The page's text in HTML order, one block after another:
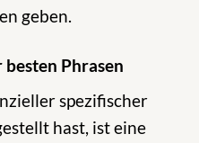
geben.
Phrasen
spezifischer
hast, ist eine